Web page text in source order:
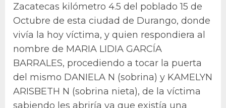
Zacatecas kilómetro 4.5 del poblado 15 de
Octubre de esta ciudad de Durango, donde
vivía la hoy víctima, y quien respondiera al
nombre de MARIA LIDIA GARCÍA
BARRALES, procediendo a tocar la puerta
del mismo DANIELA N (sobrina) y KAMELYN
ARISBETH N (sobrina nieta), de la víctima
sabiendo les abriría ya que existía una